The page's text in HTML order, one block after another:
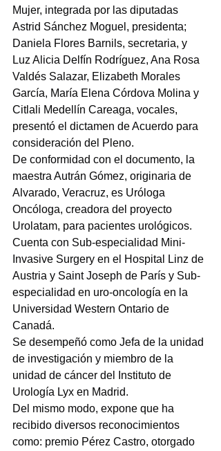
Mujer, integrada por las diputadas
Astrid Sánchez Moguel, presidenta;
Daniela Flores Barnils, secretaria, y
Luz Alicia Delfín Rodríguez, Ana Rosa
Valdés Salazar, Elizabeth Morales
García, María Elena Córdova Molina y
Citlali Medellín Careaga, vocales,
presentó el dictamen de Acuerdo para
consideración del Pleno.
De conformidad con el documento, la
maestra Autrán Gómez, originaria de
Alvarado, Veracruz, es Uróloga
Oncóloga, creadora del proyecto
Urolatam, para pacientes urológicos.
Cuenta con Sub-especialidad Mini-
Invasive Surgery en el Hospital Linz de
Austria y Saint Joseph de París y Sub-
especialidad en uro-oncología en la
Universidad Western Ontario de
Canadá.
Se desempeñó como Jefa de la unidad
de investigación y miembro de la
unidad de cáncer del Instituto de
Urología Lyx en Madrid.
Del mismo modo, expone que ha
recibido diversos reconocimientos
como: premio Pérez Castro, otorgado